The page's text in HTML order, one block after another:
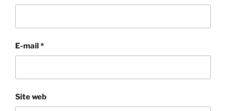
E-mail*
Site web